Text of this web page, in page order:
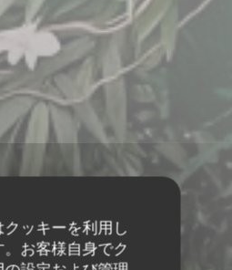
クッキーを利用し
お客様自身でク